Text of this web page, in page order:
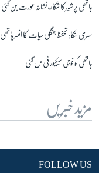
ہاتھی پر شیر کا شکار، نشانہ عورت بن گئی
سری لنکا: تحفظ جنگلی حیات کا افسر
ہاتھی کو فوجی سیکیورٹی مل گئی
مزید خبریں
FOLLOW US